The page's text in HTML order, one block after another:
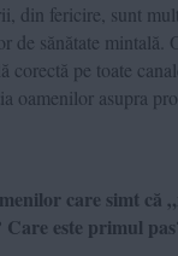
din fericire, sunt
de sănătate mintală.
corectă pe toate
oamenilor asupra
care simt că
este primul